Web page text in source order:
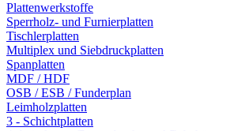
Plattenwerkstoffe
Sperrholz- und Furnierplatten
Tischlerplatten
Multiplex und Siebdruckplatten
Spanplatten
MDF / HDF
OSB / ESB / Funderplan
Leimholzplatten
3 - Schichtplatten